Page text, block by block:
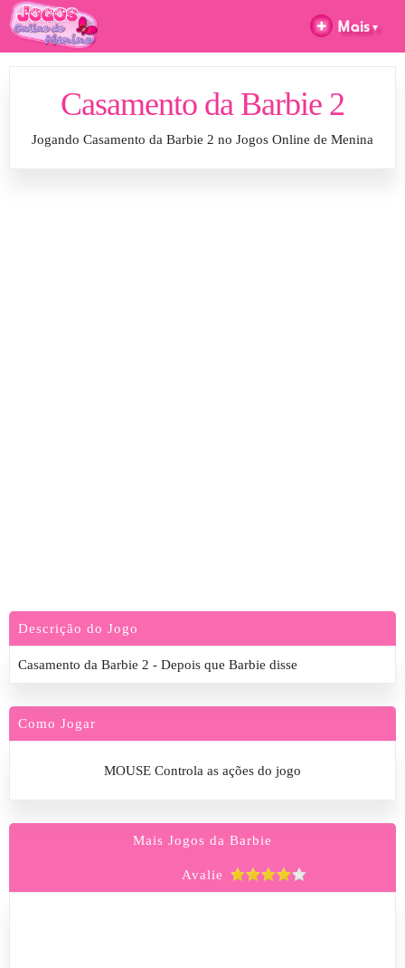
Casamento da Barbie 2
Jogando Casamento da Barbie 2 no Jogos Online de Menina
Descrição do Jogo
Casamento da Barbie 2 - Depois que Barbie disse
Como Jogar
MOUSE Controla as ações do jogo
Mais Jogos da Barbie
Avalie